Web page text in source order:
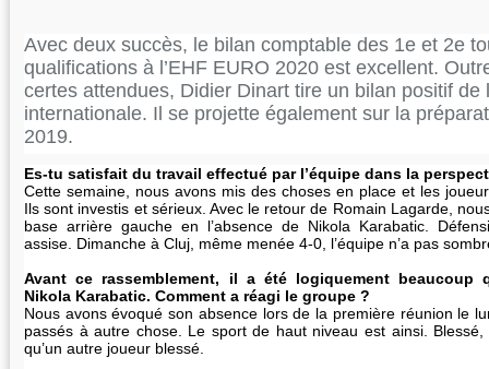
Avec deux succès, le bilan comptable des 1e et 2e
qualifications à l’EHF EURO 2020 est excellent.
certes attendues, Didier Dinart tire un bilan positif de
internationale. Il se projette également sur la
2019.
Es-tu satisfait du travail effectué par l’équipe dans la
Cette semaine, nous avons mis des choses en place et les
Ils sont investis et sérieux. Avec le retour de Romain Lagarde,
base arrière gauche en l’absence de Nikola Karabatic.
assise. Dimanche à Cluj, même menée 4-0, l’équipe n’a pas
Avant ce rassemblement, il a été logiquement
Nikola Karabatic. Comment a réagi le groupe ?
Nous avons évoqué son absence lors de la première réunion le
passés à autre chose. Le sport de haut niveau est ainsi.
qu’un autre joueur blessé.